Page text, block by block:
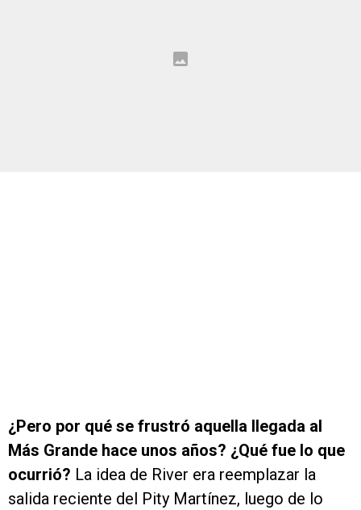
¿Pero por qué se frustró aquella llegada al
Más Grande hace unos años? ¿Qué fue lo que
ocurrió? La idea de River era reemplazar la
salida reciente del Pity Martínez, luego de lo